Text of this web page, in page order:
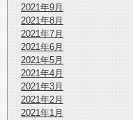
2021年9月
2021年8月
2021年7月
2021年6月
2021年5月
2021年4月
2021年3月
2021年2月
2021年1月